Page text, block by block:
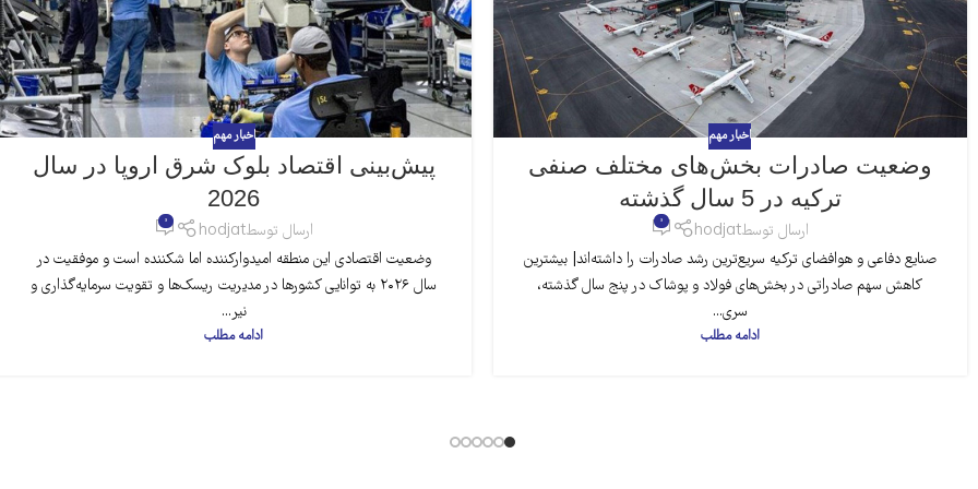
اخبار مهم
وضعیت صادرات بخش‌های مختلف صنفی
ترکیه در 5 سال گذشته
ارسال توسطhodjat
0
صنایع دفاعی و هوافضای ترکیه سریع‌ترین رشد صادرات را داشته‌اند| بیشترین
کاهش سهم صادراتی در بخش‌های فولاد و پوشاک در پنج سال گذشته،
سری...
ادامه مطلب
اخبار مهم
پیش‌بینی اقتصاد بلوک شرق اروپا در سال
2026
ارسال توسطhodjat
0
وضعیت اقتصادی این منطقه امیدوارکننده اما شکننده است و موفقیت در
سال ۲۰۲۶ به توانایی کشورها در مدیریت ریسک‌ها و تقویت سرمایه‌گذاری و
نیر...
ادامه مطلب